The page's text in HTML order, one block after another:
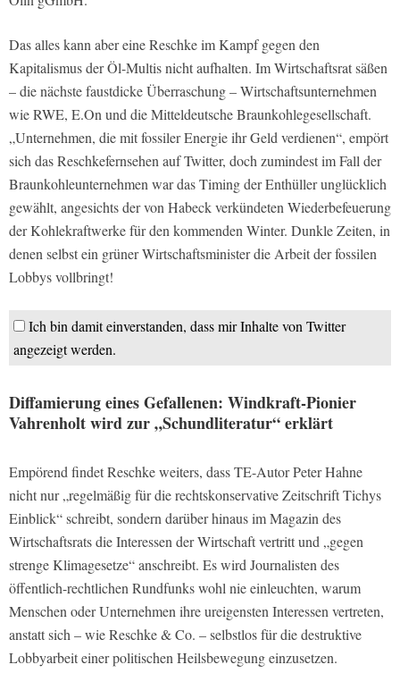
Das alles kann aber eine Reschke im Kampf gegen den
Kapitalismus der Öl-Multis nicht aufhalten. Im Wirtschaftsrat säßen
– die nächste faustdicke Überraschung – Wirtschaftsunternehmen
wie RWE, E.On und die Mitteldeutsche Braunkohlegesellschaft.
„Unternehmen, die mit fossiler Energie ihr Geld verdienen“, empört
sich das Reschkefernsehen auf Twitter, doch zumindest im Fall der
Braunkohleunternehmen war das Timing der Enthüller unglücklich
gewählt, angesichts der von Habeck verkündeten Wiederbefeuerung
der Kohlekraftwerke für den kommenden Winter. Dunkle Zeiten, in
denen selbst ein grüner Wirtschaftsminister die Arbeit der fossilen
Lobbys vollbringt!
Ich bin damit einverstanden, dass mir Inhalte von Twitter
angezeigt werden.
Diffamierung eines Gefallenen: Windkraft-Pionier
Vahrenholt wird zur „Schundliteratur“ erklärt
Empörend findet Reschke weiters, dass TE-Autor Peter Hahne
nicht nur „regelmäßig für die rechtskonservative Zeitschrift Tichys
Einblick“ schreibt, sondern darüber hinaus im Magazin des
Wirtschaftsrats die Interessen der Wirtschaft vertritt und „gegen
strenge Klimagesetze“ anschreibt. Es wird Journalisten des
öffentlich-rechtlichen Rundfunks wohl nie einleuchten, warum
Menschen oder Unternehmen ihre ureigensten Interessen vertreten,
anstatt sich – wie Reschke & Co. – selbstlos für die destruktive
Lobbyarbeit einer politischen Heilsbewegung einzusetzen.